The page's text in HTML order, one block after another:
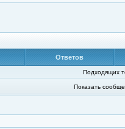
Ответов
Подходящих
Показать